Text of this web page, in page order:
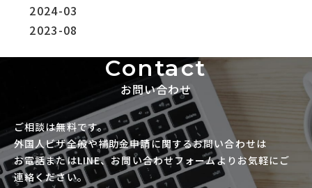
2024-03
2023-08
Contact
お問い合わせ
ご相談は無料です。
外国人ビザ全般や補助金申請に関するお問い合わせは
お電話またはLINE、お問い合わせフォームよりお気軽にご
連絡ください。